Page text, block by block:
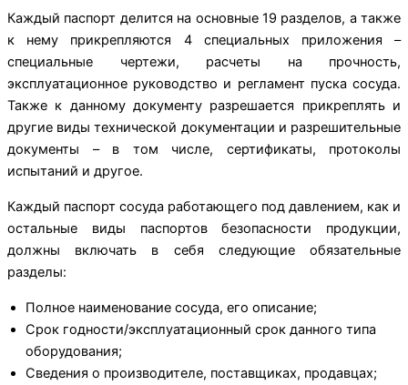
Каждый паспорт делится на основные 19 разделов, а также
к нему прикрепляются 4 специальных приложения –
специальные чертежи, расчеты на прочность,
эксплуатационное руководство и регламент пуска сосуда.
Также к данному документу разрешается прикреплять и
другие виды технической документации и разрешительные
документы – в том числе, сертификаты, протоколы
испытаний и другое.
Каждый паспорт сосуда работающего под давлением, как и
остальные виды паспортов безопасности продукции,
должны включать в себя следующие обязательные
разделы:
Полное наименование сосуда, его описание;
Срок годности/эксплуатационный срок данного типа
оборудования;
Сведения о производителе, поставщиках, продавцах;